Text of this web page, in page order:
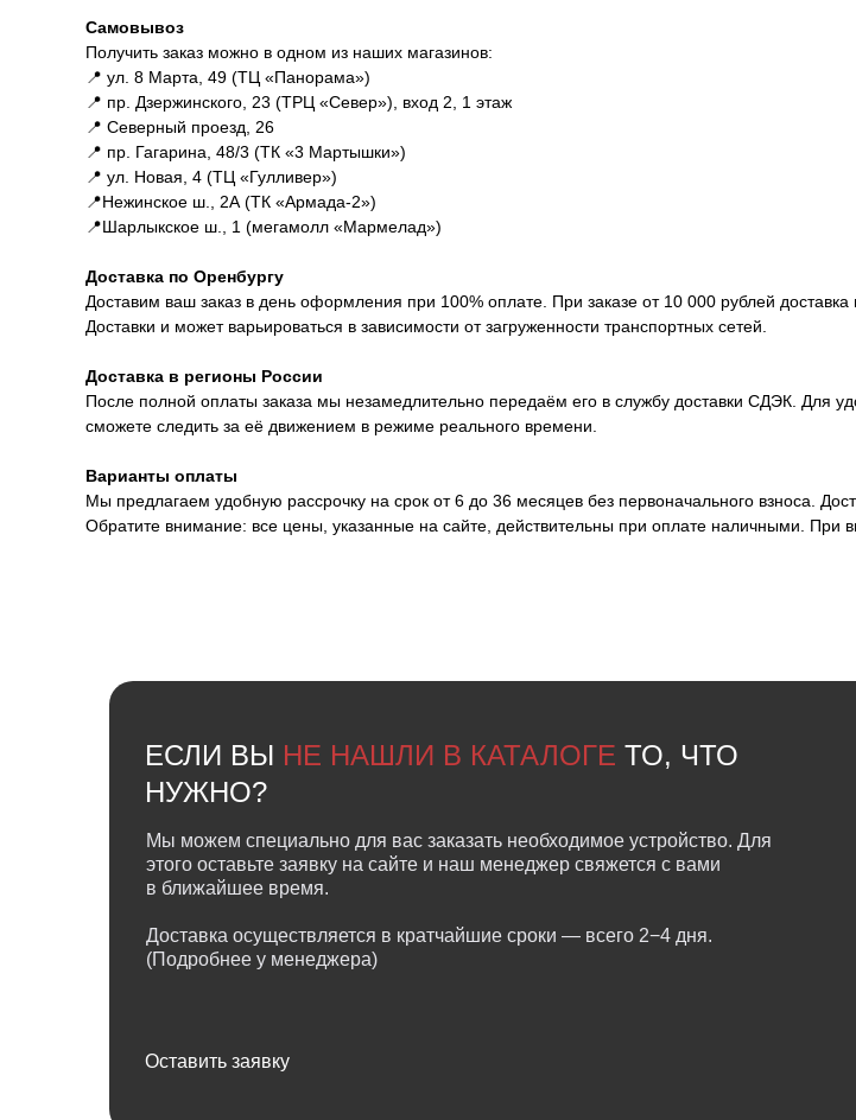
Самовывоз
Получить заказ можно в одном из наших магазинов:
📍 ул. 8 Марта, 49 (ТЦ «Панорама»)
📍 пр. Дзержинского, 23 (ТРЦ «Север»), вход 2, 1 этаж
📍 Северный проезд, 26
📍 пр. Гагарина, 48/3 (ТК «3 Мартышки»)
📍 ул. Новая, 4 (ТЦ «Гулливер»)
📍Нежинское ш., 2А (ТК «Армада-2»)
📍Шарлыкское ш., 1 (мегамолл «Мармелад»)
Доставка по Оренбургу
Доставим ваш заказ в день оформления при 100% оплате. При заказе от 10 000 рублей
Доставки и может варьироваться в зависимости от загруженности транспортных сетей.
Доставка в регионы России
После полной оплаты заказа мы незамедлительно передаём его в службу доставки СДЭК. Для
сможете следить за её движением в режиме реального времени.
Варианты оплаты
Мы предлагаем удобную рассрочку на срок от 6 до 36 месяцев без первоначального взноса.
Обратите внимание: все цены, указанные на сайте, действительны при оплате наличными. При
Оставить заявку
Мы можем специально для вас заказать необходимое устройство. Для
этого оставьте заявку на сайте и наш менеджер свяжется с вами
в ближайшее время.
Доставка осуществляется в кратчайшие сроки — всего 2−4 дня.
(Подробнее у менеджера)
ЕСЛИ ВЫ НЕ НАШЛИ В КАТАЛОГЕ ТО, ЧТО
НУЖНО?